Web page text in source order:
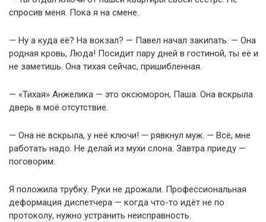
спросив меня. Пока я на смене.
— Ну а куда её? На вокзал? — Павел начал закипать. — Она
родная кровь, Люда! Посидит пару дней в гостиной, ты её и
не заметишь. Она тихая сейчас, пришибленная.
— «Тихая» Анжелика — это оксюморон, Паша. Она вскрыла
дверь в моё отсутствие.
— Она не вскрыла, у неё ключи! — рявкнул муж. — Всё, мне
работать надо. Не делай из мухи слона. Завтра приеду —
поговорим.
Я положила трубку. Руки не дрожали. Профессиональная
деформация диспетчера — когда что-то идёт не по
протоколу, нужно устранить неисправность.